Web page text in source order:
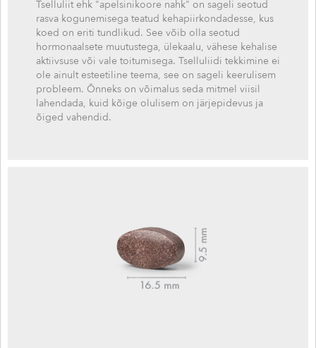
Tselluliit ehk "apelsinikoore nahk" on sageli seotud
rasva kogunemisega teatud kehapiirkondadesse, kus
koed on eriti tundlikud. See võib olla seotud
hormonaalsete muutustega, ülekaalu, vähese kehalise
aktiivsuse või vale toitumisega. Tselluliidi tekkimine ei
ole ainult esteetiline teema, see on sageli keerulisem
probleem. Õnneks on võimalus seda mitmel viisil
lahendada, kuid kõige olulisem on järjepidevus ja
õiged vahendid.